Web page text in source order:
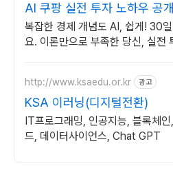
AI 쿠팡 실전 투자 노하우 공개
복잡한 경제 개념도 AI, 쉽게! 30
요. 이론만으로 부족한 당신, 실전
http://www.ksaedu.or.kr 광고
KSA 이러닝(디지털전환)
IT프로그래밍, 인공지능, 블록체
드, 데이터사이언스, Chat GPT